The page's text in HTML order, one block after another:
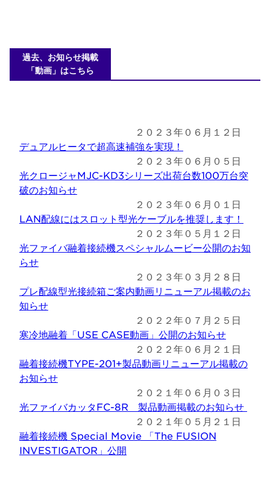
過去、お知らせ掲載
「動画」はこちら
２０２３年０６月１２日
デュアルヒータで超高速補強を実現！
２０２３年０６月０５日
光クロージャMJC-KD3シリーズ出荷台数100万台突
破のお知らせ
２０２３年０６月０１日
LAN配線にはスロット型光ケーブルを推奨します！
２０２３年０５月１２日
光ファイバ融着接続機スペシャルムービー公開のお知
らせ
２０２３年０３月２８日
プレ配線型光接続箱ご案内動画リニューアル掲載のお
知らせ
２０２２年０７月２５日
寒冷地融着「USE CASE動画」公開のお知らせ
２０２２年０６月２１日
融着接続機TYPE-201+製品動画リニューアル掲載の
お知らせ
２０２１年０６月０３日
光ファイバカッタFC-8R 製品動画掲載のお知らせ
２０２１年０５月２１日
融着接続機 Special Movie 「The FUSION
INVESTIGATOR」公開